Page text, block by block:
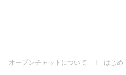
オープンチャットについて
(Openはじめ